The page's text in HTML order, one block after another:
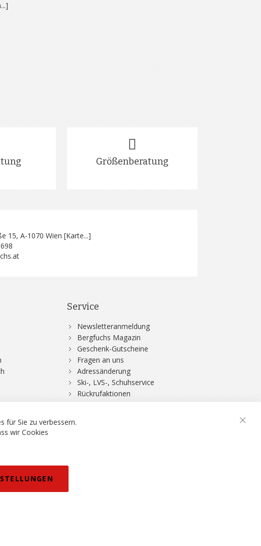
Größenberatung
15, A-1070 Wien [Karte...]
Service
Newsletteranmeldung
Bergfuchs Magazin
Geschenk-Gutscheine
Fragen an uns
Adressänderung
Ski-, LVS-, Schuhservice
Rückrufaktionen
DSV-Skiversicherung
Preisänderungen vorbehalten.
für Sie zu verbessern.
wir Cookies